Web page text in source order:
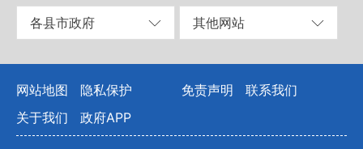
各县市政府 其他网站
网站地图 隐私保护 免责声明
联系我们
关于我们
政府APP